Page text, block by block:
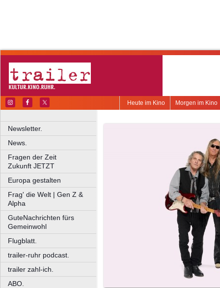
Morgen im Kino
Heute im Kino
Newsletter.
News.
Fragen der Zeit
Zukunft JETZT
Europa gestalten
Frag' die Welt | Gen Z &
Alpha
GuteNachrichten fürs
Gemeinwohl
Flugblatt.
trailer-ruhr podcast.
trailer zahl-ich.
ABO.